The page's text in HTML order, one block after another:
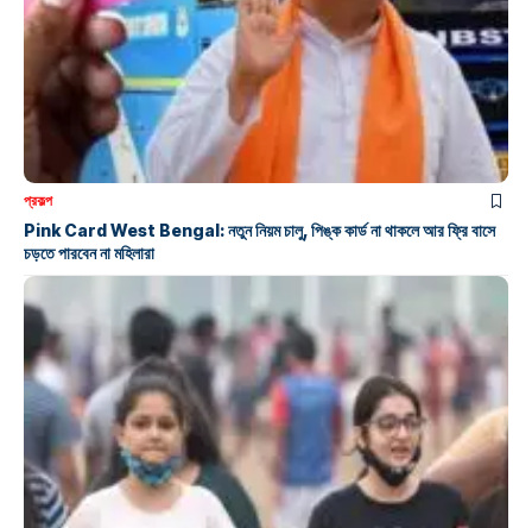
প্রকল্প
Pink Card West Bengal: নতুন নিয়ম চালু, পিঙ্ক কার্ড না থাকলে আর ফ্রি বাসে
চড়তে পারবেন না মহিলারা